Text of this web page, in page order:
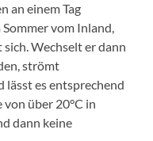
an einem Tag
vom Inland,
Wechselt er dann
strömt
es entsprechend
über 20°C in
dann keine